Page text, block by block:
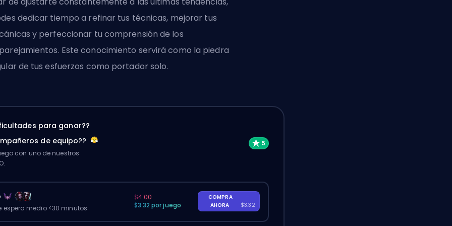
dedicar tiempo a refinar tus técnicas, mejorar tus
y perfeccionar tu comprensión de los
Este conocimiento servirá como la piedra
de tus esfuerzos como portador solo.
para ganar??
de equipo??
con uno de nuestros
espera medio <30 minutos
$4.00
$3.32 por juego
COMPRA
AHORA
-
$3.32